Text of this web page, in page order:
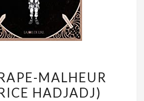
MALHEUR
(FABRICE
MALHEUR
HADJADJ)